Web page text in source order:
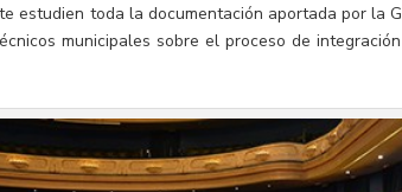
estudien toda la documentación aportada por la
municipales sobre el proceso de